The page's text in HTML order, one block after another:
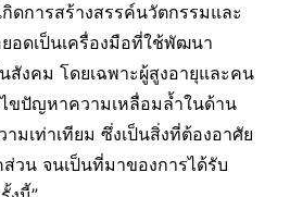
ดการสร้างสรรค์นวัตกรรมและ
อดเป็นเครื่องมือที่ใช้พัฒนา
งคม โดยเฉพาะผู้สูงอายุและคน
ขปัญหาความเหลื่อมล้ำในด้าน
มเท่าเทียม ซึ่งเป็นสิ่งที่ต้องอาศัย
วน จนเป็นที่มาของการได้รับ